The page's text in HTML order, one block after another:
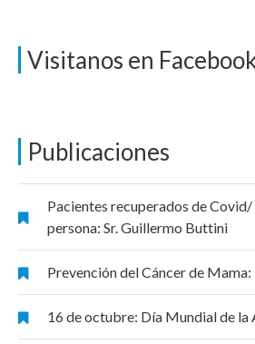
Visitanos en
Publicaciones
Pacientes recuperados de
persona: Sr. Guillermo Buttini
Prevención del Cáncer de Mama:
16 de octubre: Día Mundial de la